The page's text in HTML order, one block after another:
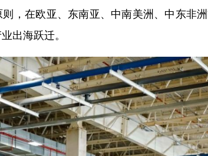
，在欧亚、东南亚、中南美洲、中东非
出海跃迁。